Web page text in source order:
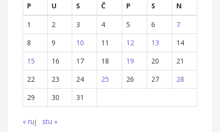
P
U S Č P S
N
1
2 3 4 5 6
7
8
9 10 11 12 13
14
15
16 17 18 19 20
21
22
23 24 25 26 27
28
29
30 31
« ruj stu »